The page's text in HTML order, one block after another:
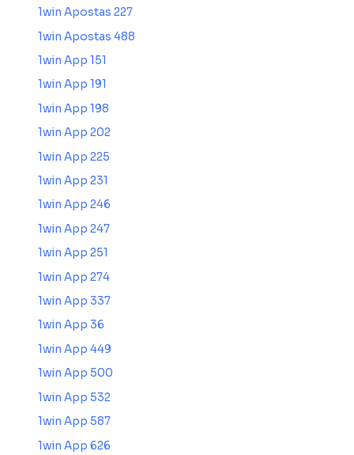
1win Apostas 227
1win Apostas 488
1win App 151
1win App 191
1win App 198
1win App 202
1win App 225
1win App 231
1win App 246
1win App 247
1win App 251
1win App 274
1win App 337
1win App 36
1win App 449
1win App 500
1win App 532
1win App 587
1win App 626